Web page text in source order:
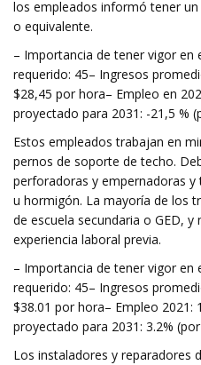
los empleados informó tener
o equivalente.
– Importancia de tener vigor en
requerido: 45– Ingresos
$28,45 por hora– Empleo en
proyectado para 2031: -21,5 %
Estos empleados trabajan en
pernos de soporte de techo.
perforadoras y empernadoras
u hormigón. La mayoría de los
de escuela secundaria o GED,
experiencia laboral previa.
– Importancia de tener vigor en
requerido: 45– Ingresos
$38.01 por hora– Empleo 2021:
proyectado para 2031: 3.2%
Los instaladores y reparadores